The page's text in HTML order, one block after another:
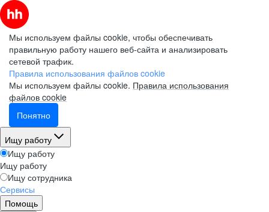
Мы используем файлы cookie, чтобы обеспечивать
правильную работу нашего веб-сайта и анализировать
сетевой трафик.
Правила использования файлов cookie
Мы используем файлы cookie. Правила использования
файлов cookie
Понятно
Ищу работу
Ищу работу
Ищу работу
Ищу сотрудника
Сервисы
Помощь